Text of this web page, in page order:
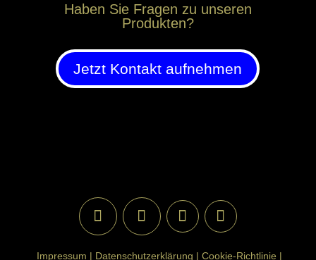
Haben Sie Fragen zu unseren
Produkten?
Jetzt Kontakt aufnehmen
Impressum | Datenschutzerklärung | Cookie-Richtlinie |